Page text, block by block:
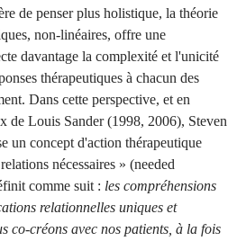
de penser plus holistique, la théorie
non-linéaires, offre une
davantage la complexité et l'unicité
thérapeutiques à chacun des
Dans cette perspective, et en
de Louis Sander (1998, 2006), Steven
un concept d'action thérapeutique
nécessaires » (needed
comme suit : les compréhensions
relationnelles uniques et
co-créons avec nos patients, à la fois